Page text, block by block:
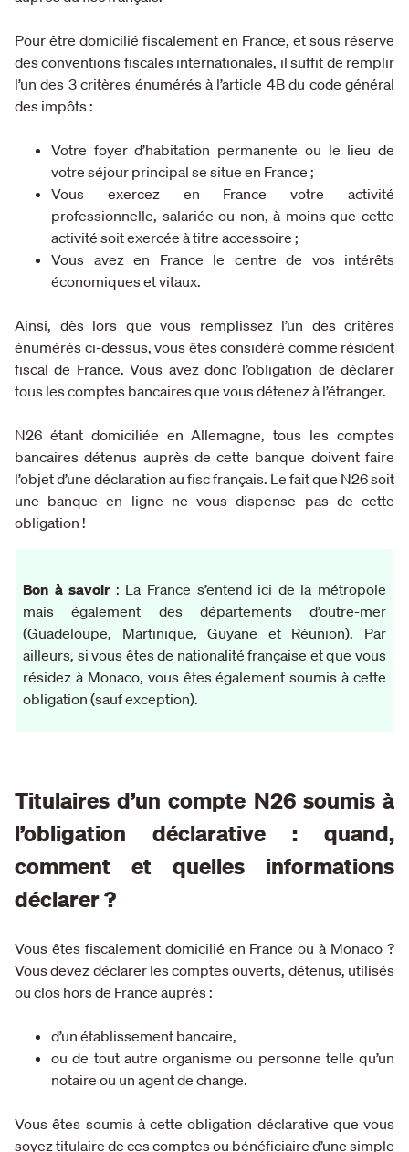
Pour être domicilié fiscalement en France, et sous réserve
des conventions fiscales internationales, il suffit de remplir
l’un des 3 critères énumérés à l’article 4B du code général
des impôts :
Votre foyer d’habitation permanente ou le lieu de
votre séjour principal se situe en France ;
Vous exercez en France votre activité
professionnelle, salariée ou non, à moins que cette
activité soit exercée à titre accessoire ;
Vous avez en France le centre de vos intérêts
économiques et vitaux.
Ainsi, dès lors que vous remplissez l’un des critères
énumérés ci-dessus, vous êtes considéré comme résident
fiscal de France. Vous avez donc l’obligation de déclarer
tous les comptes bancaires que vous détenez à l’étranger.
N26 étant domiciliée en Allemagne, tous les comptes
bancaires détenus auprès de cette banque doivent faire
l’objet d’une déclaration au fisc français. Le fait que N26 soit
une banque en ligne ne vous dispense pas de cette
obligation !
Bon à savoir: La France s’entend ici de la métropole
mais également des départements d’outre-mer
(Guadeloupe, Martinique, Guyane et Réunion). Par
ailleurs, si vous êtes de nationalité française et que vous
résidez à Monaco, vous êtes également soumis à cette
obligation (sauf exception).
Titulaires d’un compte N26 soumis à
l’obligation déclarative : quand,
comment et quelles informations
déclarer ?
Vous êtes fiscalement domicilié en France ou à Monaco ?
Vous devez déclarer les comptes ouverts, détenus, utilisés
ou clos hors de France auprès :
d’un établissement bancaire,
ou de tout autre organisme ou personne telle qu’un
notaire ou un agent de change.
Vous êtes soumis à cette obligation déclarative que vous
soyez titulaire de ces comptes ou bénéficiaire d’une simple